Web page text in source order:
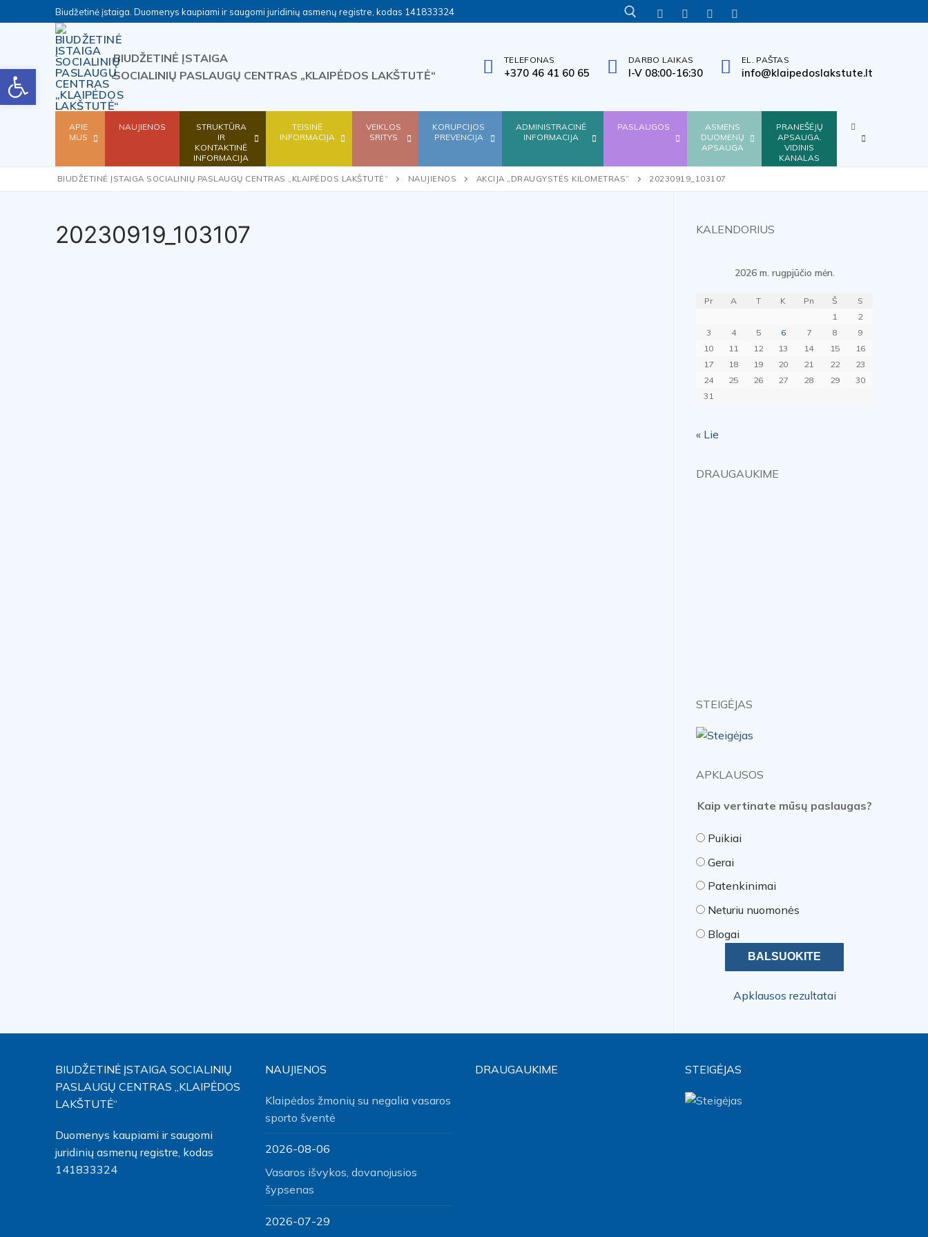
to
Biudžetinė įstaiga. Duomenys kaupiami ir saugomi juridinių asmenų registre, kodas 141833324
Search for:
TITULINISVERSIJA
NEĮGALIESIEMS
TINKLALAPIO
STRUKTŪRA
INFORMACIJA
GESTŲLENGVAI
BIUDŽETINĖ ĮSTAIGA
SOCIALINIŲ PASLAUGŲ CENTRAS „KLAIPĖDOS LAKŠTUTĖ“
TELEFONAS
+370 46 41 60 65
DARBO LAIKAS
I-V 08:00-16:30
EL. PAŠTAS
info@klaipedoslakstute.lt
APIE
MUS
NAUJIENOS
STRUKTŪRA
IR
KONTAKTINĖ
INFORMACIJA
TEISINĖ
INFORMACIJA
VEIKLOS
SRITYS
KORUPCIJOS
PREVENCIJA
ADMINISTRACINĖ
INFORMACIJA
PASLAUGOS
ASMENS
DUOMENŲ
APSAUGA
PRANEŠĖJŲ
APSAUGA.
VIDINIS
KANALAS
BIUDŽETINĖ ĮSTAIGA SOCIALINIŲ PASLAUGŲ CENTRAS „KLAIPĖDOS LAKŠTUTĖ“ NAUJIENOS AKCIJA „DRAUGYSTĖS KILOMETRAS“ 20230919_103107
20230919_103107 KALENDORIUS
2026 m. rugpjūčio mėn.
Pr A T K Pn Š
S
1
2
3
4 5 6 7 8
9
10
11 12 13 14 15
16
17
18 19 20 21 22
23
24
25 26 27 28 29
30
31
« Lie
DRAUGAUKIME
STEIGĖJAS
APKLAUSOS
Kaip vertinate mūsų paslaugas?
Puikiai
Gerai
Patenkinimai
Neturiu nuomonės
Blogai
Apklausos rezultatai
BIUDŽETINĖ ĮSTAIGA SOCIALINIŲ
PASLAUGŲ CENTRAS „KLAIPĖDOS
LAKŠTUTĖ“
Duomenys kaupiami ir saugomi
juridinių asmenų registre, kodas
141833324
NAUJIENOS
Klaipėdos žmonių su negalia vasaros
sporto šventė
2026-08-06
Vasaros išvykos, dovanojusios
šypsenas
2026-07-29
DRAUGAUKIME STEIGĖJAS
Open toolbar